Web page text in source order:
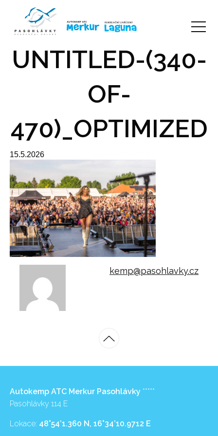
UNTITLED-(340-
OF-
470)_OPTIMIZED
15.5.2026
kemp@pasohlavky.cz
Autokemp ATC Merkur Pasohlávky *****
Pasohlávky 114 E
Lokace: 48°54’1.360 N, 16°34’10.9712 E